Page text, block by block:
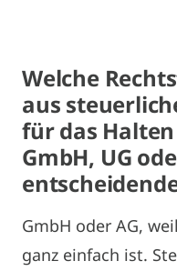
Welche
aus
für das
GmbH, UG
GmbH oder AG,
ganz einfach ist.